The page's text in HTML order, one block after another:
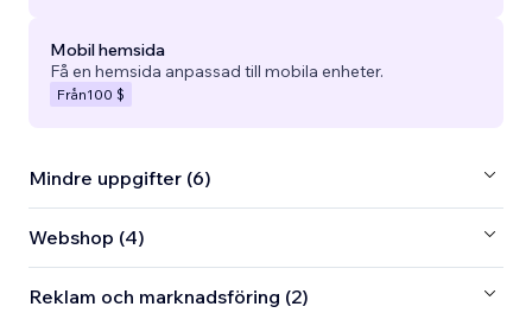
Mobil hemsida
Få en hemsida anpassad till mobila enheter.
Från100 $
Mindre uppgifter (6)
Webshop (4)
Reklam och marknadsföring (2)